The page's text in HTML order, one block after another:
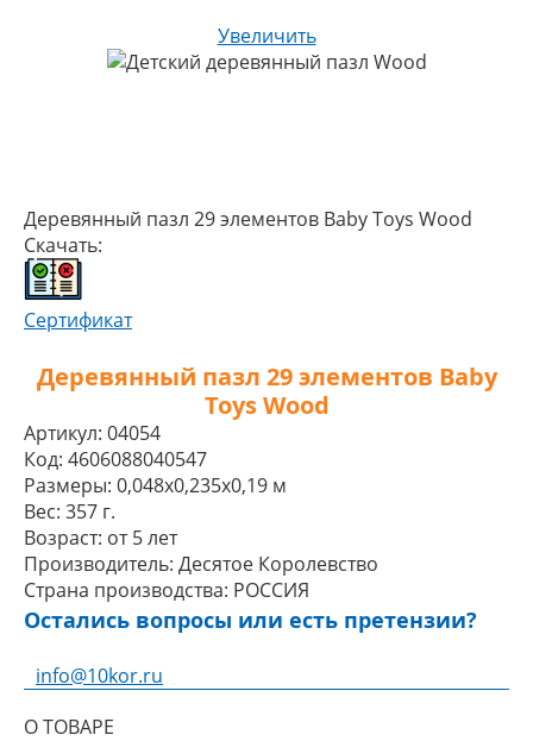
Увеличить
Деревянный пазл 29 элементов Baby Toys Wood
Скачать:
Сертификат
Деревянный пазл 29 элементов Baby
Toys Wood
Артикул: 04054
Код: 4606088040547
Размеры: 0,048x0,235x0,19 м
Вес: 357 г.
Возраст: от 5 лет
Производитель: Десятое Королевство
Страна производства: РОССИЯ
Остались вопросы или есть претензии?
info@10kor.ru
О ТОВАРЕ